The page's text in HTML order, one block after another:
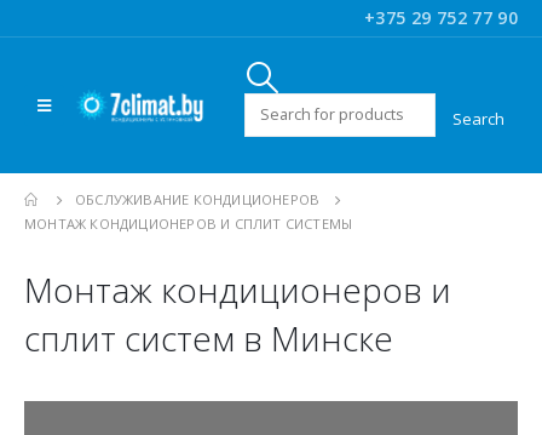
+375 29 752 77 90
Искать:
ОБСЛУЖИВАНИЕ КОНДИЦИОНЕРОВ
МОНТАЖ КОНДИЦИОНЕРОВ И СПЛИТ СИСТЕМЫ
Монтаж кондиционеров и
сплит систем в Минске